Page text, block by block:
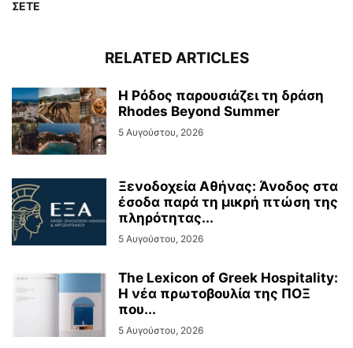
ΣΕΤΕ
RELATED ARTICLES
Η Ρόδος παρουσιάζει τη δράση
Rhodes Beyond Summer
5 Αυγούστου, 2026
Ξενοδοχεία Αθήνας: Άνοδος στα
έσοδα παρά τη μικρή πτώση της
πληρότητας...
5 Αυγούστου, 2026
The Lexicon of Greek Hospitality:
Η νέα πρωτοβουλία της ΠΟΞ
που...
5 Αυγούστου, 2026